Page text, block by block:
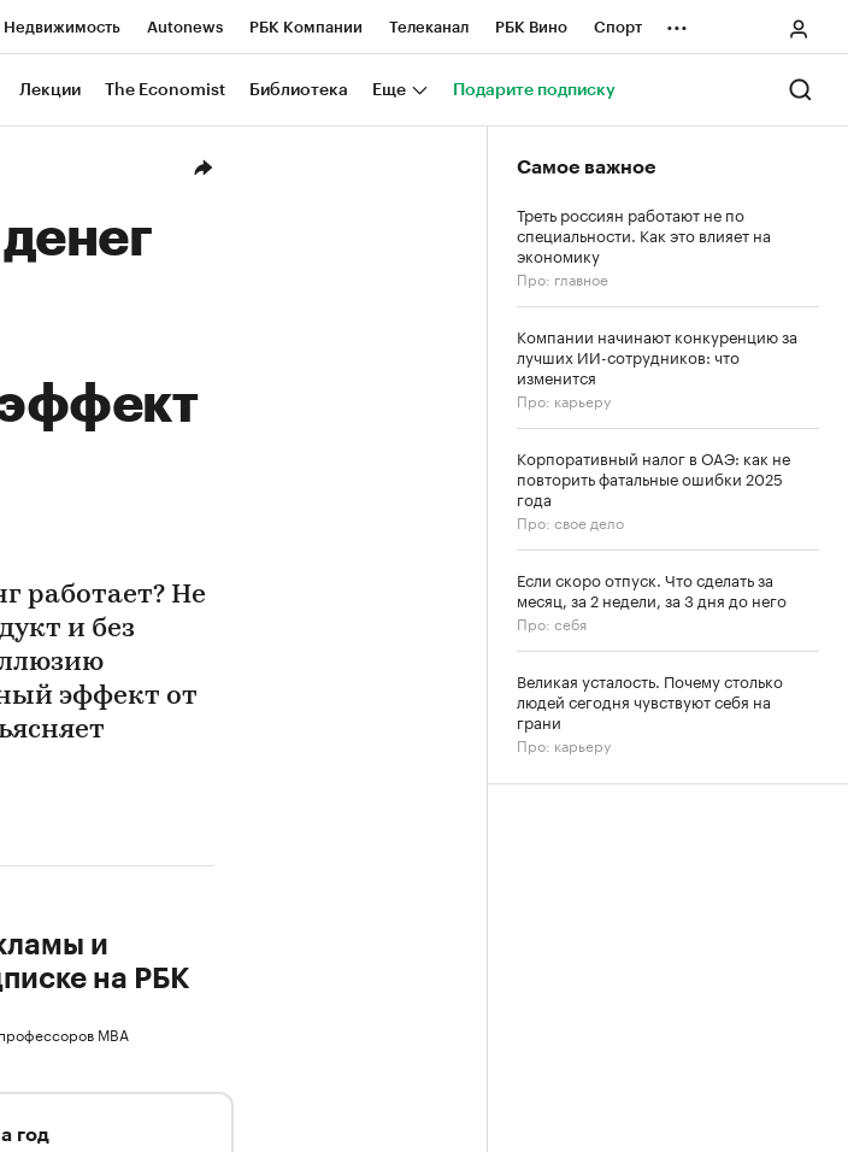
Недвижимость Autonews РБК Компании Телеканал РБК Вино Спорт
Тренды Визионеры Национальные проекты Город
...
Лекции The Economist Библиотека Еще Подарите подписку
работает? Не
и без
эффект от
и
на РБК
MBA
год
Самое важное
Треть россиян работают не по
специальности. Как это влияет на
экономику
Про: главное
Компании начинают конкуренцию за
лучших ИИ-сотрудников: что
изменится
Про: карьеру
Корпоративный налог в ОАЭ: как не
повторить фатальные ошибки 2025
года
Про: свое дело
Если скоро отпуск. Что сделать за
месяц, за 2 недели, за 3 дня до него
Про: себя
Великая усталость. Почему столько
людей сегодня чувствуют себя на
грани
Про: карьеру